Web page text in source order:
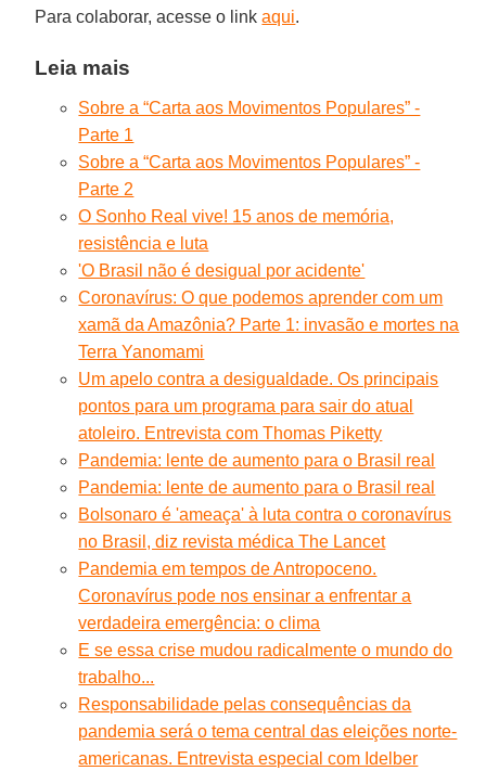
Para colaborar, acesse o linkaqui.
Leia mais
Sobre a “Carta aos Movimentos Populares” -
Parte 1
Sobre a “Carta aos Movimentos Populares” -
Parte 2
O Sonho Real vive! 15 anos de memória,
resistência e luta
'O Brasil não é desigual por acidente'
Coronavírus: O que podemos aprender com um
xamã da Amazônia? Parte 1: invasão e mortes na
Terra Yanomami
Um apelo contra a desigualdade. Os principais
pontos para um programa para sair do atual
atoleiro. Entrevista com Thomas Piketty
Pandemia: lente de aumento para o Brasil real
Pandemia: lente de aumento para o Brasil real
Bolsonaro é 'ameaça' à luta contra o coronavírus
no Brasil, diz revista médica The Lancet
Pandemia em tempos de Antropoceno.
Coronavírus pode nos ensinar a enfrentar a
verdadeira emergência: o clima
E se essa crise mudou radicalmente o mundo do
trabalho...
Responsabilidade pelas consequências da
pandemia será o tema central das eleições norte-
americanas. Entrevista especial com Idelber